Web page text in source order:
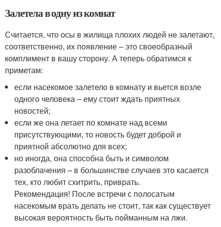
Залетела в одну из комнат
Считается, что осы в жилища плохих людей не залетают,
соответственно, их появление – это своеобразный
комплимент в вашу сторону. А теперь обратимся к
приметам:
если насекомое залетело в комнату и вьется возле
одного человека – ему стоит ждать приятных
новостей;
если же она летает по комнате над всеми
присутствующими, то новость будет доброй и
приятной абсолютно для всех;
но иногда, она способна быть и символом
разоблачения – в большинстве случаев это касается
тех, кто любит схитрить, приврать.
Рекомендация! После встречи с полосатым
насекомым врать делать не стоит, так как существует
высокая вероятность быть пойманным на лжи.